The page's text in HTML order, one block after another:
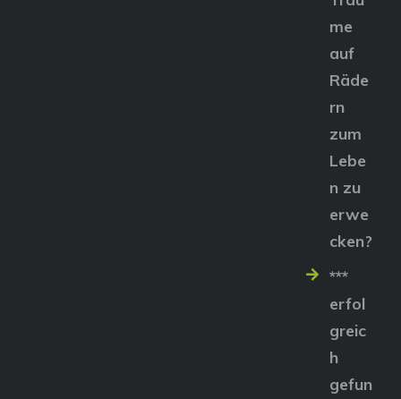
me
auf
Räde
rn
zum
Lebe
n zu
erwe
cken?
***
erfol
greic
h
gefun